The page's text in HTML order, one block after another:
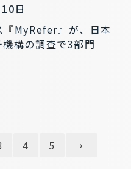
日
『MyRefer』が、日本
構の調査で3部門
4 5